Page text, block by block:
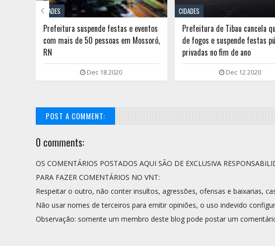
CIDADES
Prefeitura suspende festas e eventos
com mais de 50 pessoas em Mossoró,
RN
Dec 18 2020
CIDADES
Prefeitura de Tibau cancela
de fogos e suspende festas
privadas no fim de ano
Dec 12 2020

POST A COMMENT:
0 comments:
OS COMENTÁRIOS POSTADOS AQUI SÃO DE EXCLUSIVA
PARA FAZER COMENTÁRIOS NO VNT:
Respeitar o outro, não conter insultos, agressões, ofensas e baixarias,
Não usar nomes de terceiros para emitir opiniões, o uso indevido
Observação: somente um membro deste blog pode postar um